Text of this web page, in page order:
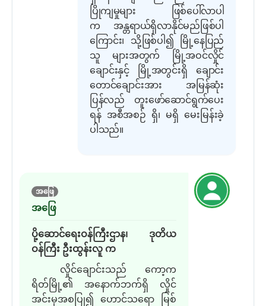
ပြိုကျမှုများ ဖြစ်ပေါ်လာပါ
က အန္တရာယ်ရှိလာနိုင်မည်ဖြစ်ပါ
ကြောင်း၊ သို့ဖြစ်ပါ၍ မြို့နေပြည်
သူ များအတွက် မြို့အဝင်လှိုင်
ချောင်းနှင့် မြို့အတွင်းရှိ ချောင်း
တောင်ချောင်းအား အမြန်ဆုံး
ပြန်လည် တူးဖော်ဆောင်ရွက်ပေး
ရန် အစီအစဉ် ရှိ၊ မရှိမေးမြန်းခဲ့
ပါသည်။
အဖြေ
အဖြေ
ပို့ဆောင်ရေးဝန်ကြီးဌာန၊ ဒုတိယ
ဝန်ကြီး ဦးထွန်းလူ က
လှိုင်ချောင်းသည်
ကော့က
ရိတ်မြို့ ၏
အနောက်ဘက်ရှိ လှိုင်
အင်းမှအစပြု၍ ဟောင်သရော မြစ်